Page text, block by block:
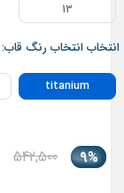
13
انتخاب انتخاب رنگ قاب:
titanium
9%
542,500